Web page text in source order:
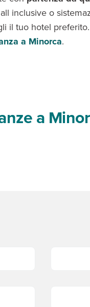
inclusive o
il tuo hotel
a Minorca.
a